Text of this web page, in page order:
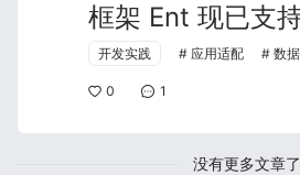
框架 Ent 现已支
开发实践 应用适配 数
0 1
没有更多文章了